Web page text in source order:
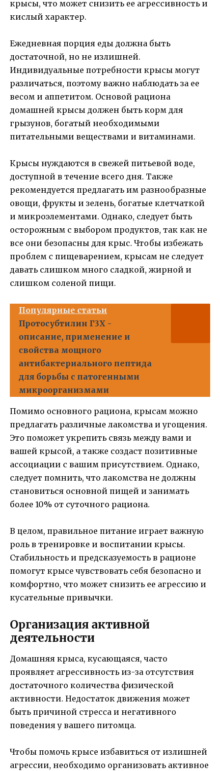
крысы, что может снизить ее агрессивность и
кислый характер.
Ежедневная порция еды должна быть
достаточной, но не излишней.
Индивидуальные потребности крысы могут
различаться, поэтому важно наблюдать за ее
весом и аппетитом. Основой рациона
домашней крысы должен быть корм для
грызунов, богатый необходимыми
питательными веществами и витаминами.
Крысы нуждаются в свежей питьевой воде,
доступной в течение всего дня. Также
рекомендуется предлагать им разнообразные
овощи, фрукты и зелень, богатые клетчаткой
и микроэлементами. Однако, следует быть
осторожным с выбором продуктов, так как не
все они безопасны для крыс. Чтобы избежать
проблем с пищеварением, крысам не следует
давать слишком много сладкой, жирной и
слишком соленой пищи.
Популярные статьи
Протосубтилин Г3Х -
описание, применение и
свойства мощного
антибактериального пептида
для борьбы с патогенными
микроорганизмами
Помимо основного рациона, крысам можно
предлагать различные лакомства и угощения.
Это поможет укрепить связь между вами и
вашей крысой, а также создаст позитивные
ассоциации с вашим присутствием. Однако,
следует помнить, что лакомства не должны
становиться основной пищей и занимать
более 10% от суточного рациона.
В целом, правильное питание играет важную
роль в тренировке и воспитании крысы.
Стабильность и предсказуемость в рационе
помогут крысе чувствовать себя безопасно и
комфортно, что может снизить ее агрессию и
кусательные привычки.
Организация активной
деятельности
Домашняя крыса, кусающаяся, часто
проявляет агрессивность из-за отсутствия
достаточного количества физической
активности. Недостаток движения может
быть причиной стресса и негативного
поведения у вашего питомца.
Чтобы помочь крысе избавиться от излишней
агрессии, необходимо организовать активное